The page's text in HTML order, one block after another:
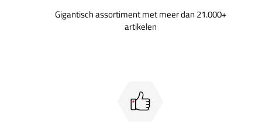
Gigantisch assortiment met meer dan 21.000+
artikelen